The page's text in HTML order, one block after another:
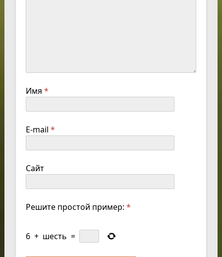
Имя *
E-mail *
Сайт
Решите простой пример: *
6 + шесть =